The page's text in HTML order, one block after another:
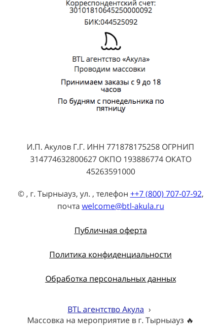
И.П. Акулов Г.Г. ИНН 771878175258 ОГРНИП
314774632800627 ОКПО 193886774 ОКАТО
45263591000
© , г. Тырныауз, ул. , телефон ++7 (800) 707-07-92,
почта welcome@btl-akula.ru
Публичная оферта
Политика конфиденциальности
Обработка персональных данных
BTL агентство Акула ›
Массовка на мероприятие в г. Тырныауз 🔥